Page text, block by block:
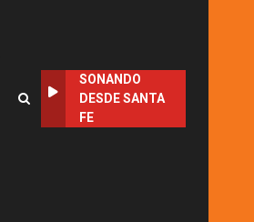
SONANDO
DESDE SANTA
FE